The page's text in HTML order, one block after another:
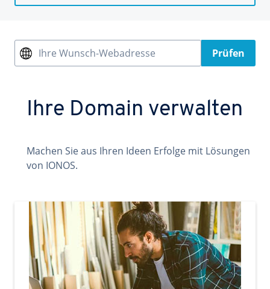
Ihre Wunsch-Webadresse Prüfen
Ihre Domain verwalten
Machen Sie aus Ihren Ideen Erfolge mit Lösungen
von IONOS.